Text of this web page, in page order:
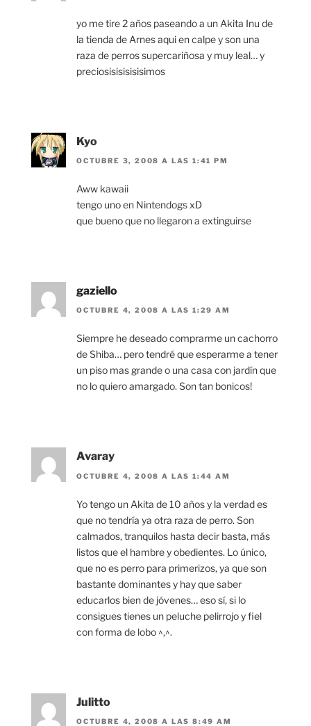
yo me tire 2 años paseando a un Akita Inu de
la tienda de Arnes aqui en calpe y son una
raza de perros supercariñosa y muy leal… y
preciosisisisisisimos
Kyo
OCTUBRE 3, 2008 A LAS 1:41 PM
Aww kawaii
tengo uno en Nintendogs xD
que bueno que no llegaron a extinguirse
gaziello
OCTUBRE 4, 2008 A LAS 1:29 AM
Siempre he deseado comprarme un cachorro
de Shiba… pero tendré que esperarme a tener
un piso mas grande o una casa con jardín que
no lo quiero amargado. Son tan bonicos!
Avaray
OCTUBRE 4, 2008 A LAS 1:44 AM
Yo tengo un Akita de 10 años y la verdad es
que no tendría ya otra raza de perro. Son
calmados, tranquilos hasta decir basta, más
listos que el hambre y obedientes. Lo único,
que no es perro para primerizos, ya que son
bastante dominantes y hay que saber
educarlos bien de jóvenes… eso sí, si lo
consigues tienes un peluche pelirrojo y fiel
con forma de lobo ^,^.
Julitto
OCTUBRE 4, 2008 A LAS 8:49 AM